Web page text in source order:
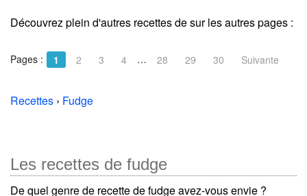
Découvrez plein d'autres recettes desur les autres pages :
Pages : 1 2 3 4 … 28 29 30 Suivante
Recettes › Fudge
Les recettes de fudge
De quel genre de recette de fudge avez-vous envie ?